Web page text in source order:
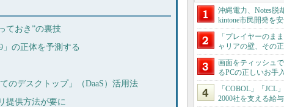
ておき”の裏技
」の正体を予測する
のデスクトップ」（DaaS）活用法
提供方法が要に
沖縄電力、Notes脱
kintone市民開発を
「プレイヤーのま
ャリアの壁、その
画面をティッシュ
るPCの正しいお手
「COBOL」「JCL
2000社を支える給